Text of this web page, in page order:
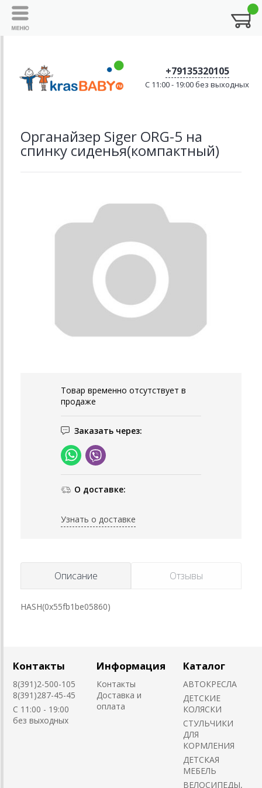
+79135320105
C 11:00 - 19:00 без выходных
Органайзер Siger ORG-5 на
спинку сиденья(компактный)
Товар временно отсутствует в
продаже
Заказать через:
О доставке:
Узнать о доставке
Описание Отзывы
HASH(0x55fb1be05860)
Контакты
8(391)2-500-105
8(391)287-45-45
C 11:00 - 19:00
без выходных
Информация
Контакты
Доставка и
оплата
Каталог
АВТОКРЕСЛА
ДЕТСКИЕ
КОЛЯСКИ
CТУЛЬЧИКИ
ДЛЯ
КОРМЛЕНИЯ
ДЕТСКАЯ
МЕБЕЛЬ
ВЕЛОСИПЕДЫ,